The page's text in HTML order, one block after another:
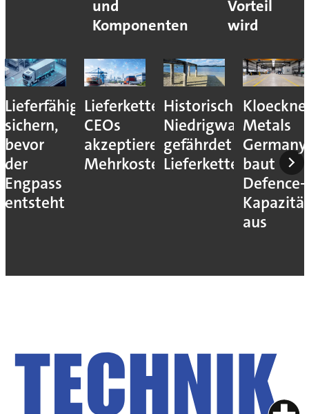
und
Komponenten
Vorteil
wird
Lieferfähigkeit
sichern,
bevor
der
Engpass
entsteht
Lieferkettenresilienz:
CEOs
akzeptieren
Mehrkosten
Historisches
Niedrigwasser
gefährdet
Lieferketten
Metals
Germany
baut
Defence-
aus